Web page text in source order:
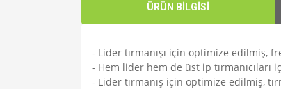
ÜRÜN BİLGİSİ
- Lider tırmanışı için optimize edilmiş,
- Hem lider hem de üst ip tırmanıcıları
- Lider tırmanış için optimize edilmiş,